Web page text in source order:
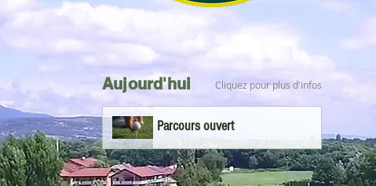
Aujourd'hui Cliquez pour plus d'infos
Parcours ouvert